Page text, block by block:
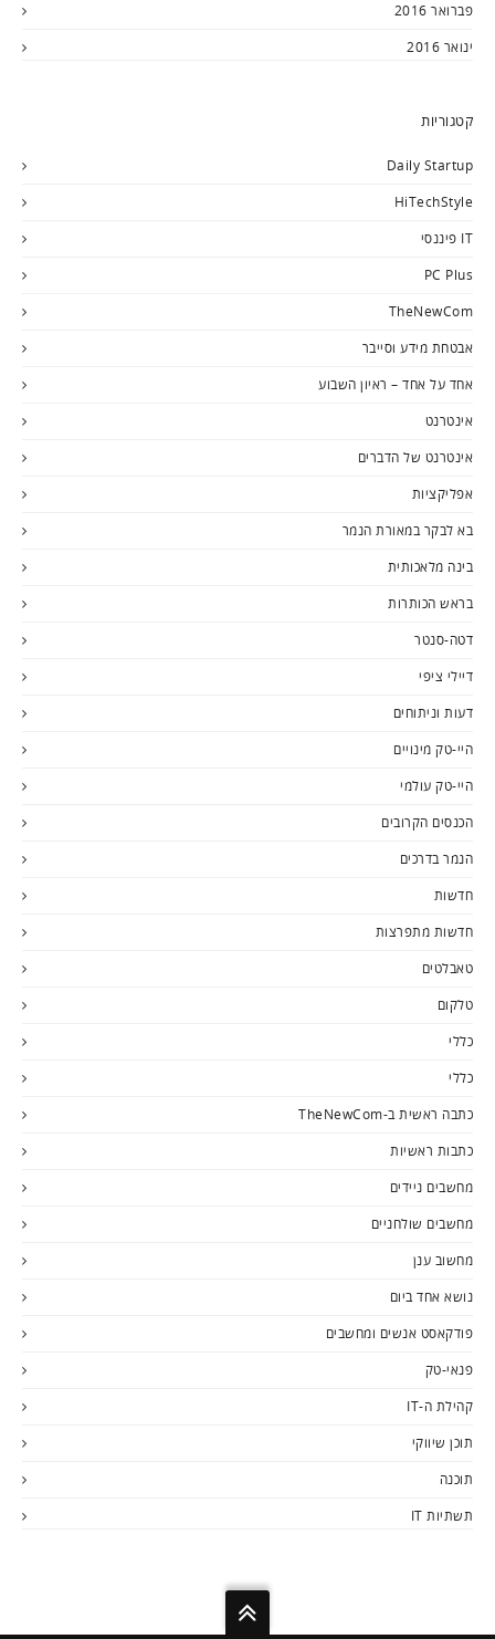
פברואר 2016
ינואר 2016
קטגוריות
Daily Startup
HiTechStyle
IT פיננסי
PC Plus
TheNewCom
אבטחת מידע וסייבר
אחד על אחד – ראיון השבוע
אינטרנט
אינטרנט של הדברים
אפליקציות
בא לבקר במאורת הנמר
בינה מלאכותית
בראש הכותרות
דטה-סנטר
דיילי ציפי
דעות וניתוחים
היי-טק מינויים
היי-טק עולמי
הכנסים הקרובים
הנמר בדרכים
חדשות
חדשות מתפרצות
טאבלטים
טלקום
כללי
כללי
כתבה ראשית ב-TheNewCom
כתבות ראשיות
מחשבים ניידים
מחשבים שולחניים
מחשוב ענן
נושא אחד ביום
פודקאסט אנשים ומחשבים
פנאי-טק
קהילת ה-IT
תוכן שיווקי
תוכנה
תשתיות IT